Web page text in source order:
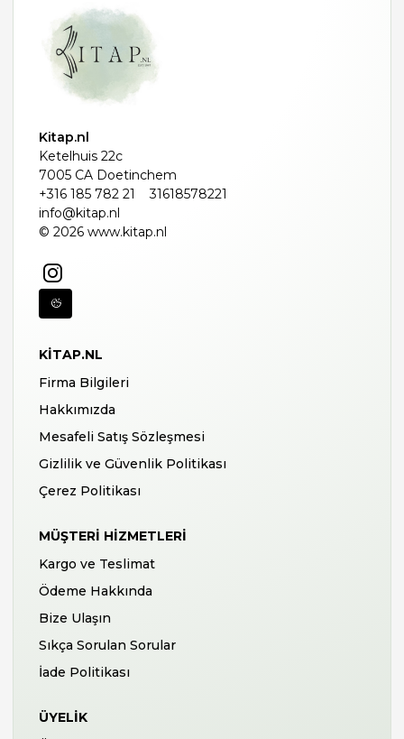
Kitap.nl
Ketelhuis 22c
7005 CA Doetinchem
+316 185 782 21
31618578221
info@kitap.nl
© 2026 www.kitap.nl
KITAP.NL
Firma Bilgileri
Hakkımızda
Mesafeli Satış Sözleşmesi
Gizlilik ve Güvenlik Politikası
Çerez Politikası
MÜŞTERI HIZMETLERI
Kargo ve Teslimat
Ödeme Hakkında
Bize Ulaşın
Sıkça Sorulan Sorular
İade Politikası
ÜYELIK